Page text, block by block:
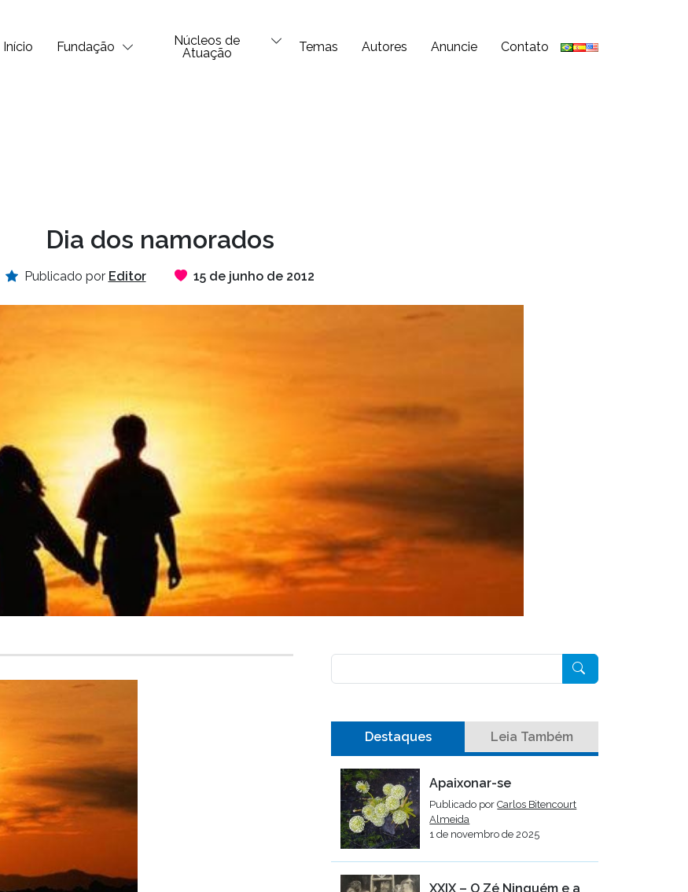
Início Fundação
Núcleos de
Atuação
Temas Autores Anuncie Contato
Dia dos namorados
Publicado por Editor 15 de junho de 2012
Destaques Leia Também
Apaixonar-se
Publicado porCarlos Bitencourt
Almeida
1 de novembro de 2025
XXIX – O Zé Ninguém e a